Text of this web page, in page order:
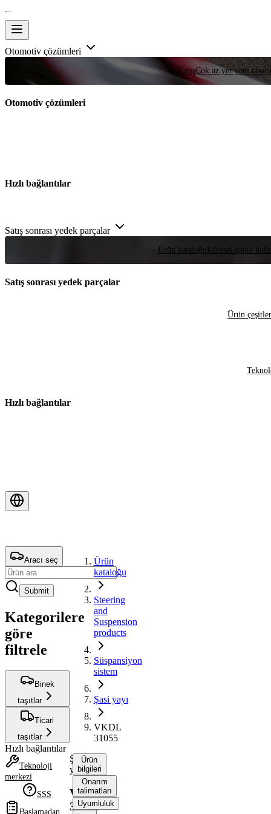
Otomotiv çözümleri
YarışÇok az yer yeni
Otomotiv çözümleri
Hızlı bağlantılar
Satış sonrası yedek parçalar
Ürün kataloğu Küresel çapta
Satış sonrası yedek parçalar
Ürün
Hızlı bağlantılar
Aracı seç
Submit
Kategorilere
göre
filtrele
Binek
taşıtlar
Ticari
taşıtlar
Hızlı bağlantılar
Teknoloji
merkezi
SSS
Başlamadan
Ürün
kataloğu
Steering
and
Suspension
products
Süspansiyon
sistem
Şasi yayı
VKDL
31055
Şasi
yayı
VKDL
31055
Ürün
bilgileri
Onarım
talimatları
Uyumluluk